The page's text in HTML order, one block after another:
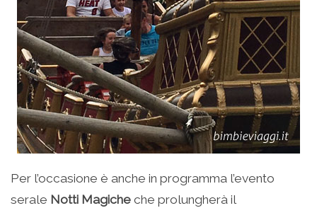
Per l’occasione è anche in programma l’evento
serale Notti Magiche che prolungherà il